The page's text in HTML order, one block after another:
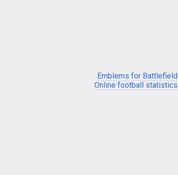
Emblems for Battlefield
Online football statistics